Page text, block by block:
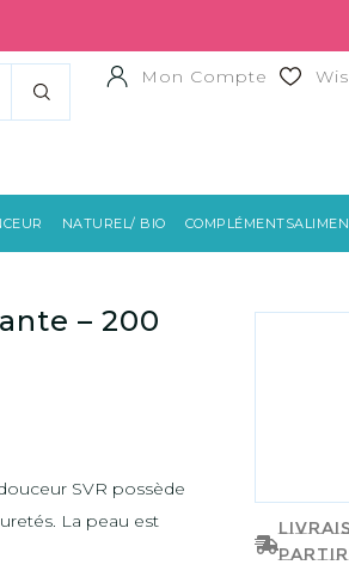
Mon Compte
NATUREL/ BIO
– 200
SVR possède
La peau est
partir